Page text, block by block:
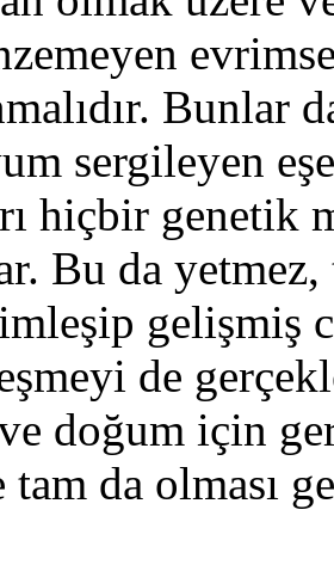
Bunlar
sergileyen
hiçbir genetik
Bu da
gelişmiş
de
doğum için
da olması